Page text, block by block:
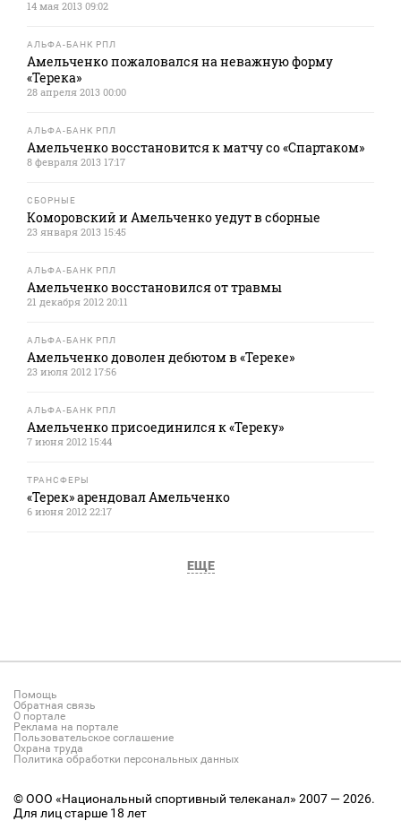
14 мая 2013 09:02
АЛЬФА-БАНК РПЛ
Амельченко пожаловался на неважную форму
«Терека»
28 апреля 2013 00:00
АЛЬФА-БАНК РПЛ
Амельченко восстановится к матчу со «Спартаком»
8 февраля 2013 17:17
СБОРНЫЕ
Коморовский и Амельченко уедут в сборные
23 января 2013 15:45
АЛЬФА-БАНК РПЛ
Амельченко восстановился от травмы
21 декабря 2012 20:11
АЛЬФА-БАНК РПЛ
Амельченко доволен дебютом в «Тереке»
23 июля 2012 17:56
АЛЬФА-БАНК РПЛ
Амельченко присоединился к «Тереку»
7 июня 2012 15:44
ТРАНСФЕРЫ
«Терек» арендовал Амельченко
6 июня 2012 22:17
ЕЩЕ
Помощь
Обратная связь
О портале
Реклама на портале
Пользовательское соглашение
Охрана труда
Политика обработки персональных данных
© ООО «Национальный спортивный телеканал» 2007 — 2026.
Для лиц старше 18 лет